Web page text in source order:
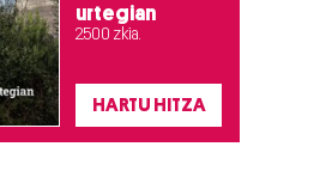
urtegian
2.500 zkia.
HARTU HITZA